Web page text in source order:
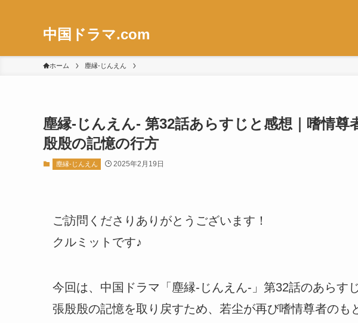
中国ドラマ.com
ホーム 塵縁-じんえん
塵縁-じんえん- 第32話あらすじと感想｜嗜情尊
殷殷の記憶の行方
塵縁-じんえん 2025年2月19日
ご訪問くださりありがとうございます！
クルミットです♪
今回は、中国ドラマ「塵縁-じんえん-」第32話のあらす
張殷殷の記憶を取り戻すため、若尘が再び嗜情尊者の